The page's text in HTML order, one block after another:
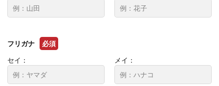
フリガナ
必須
セイ：
メイ：